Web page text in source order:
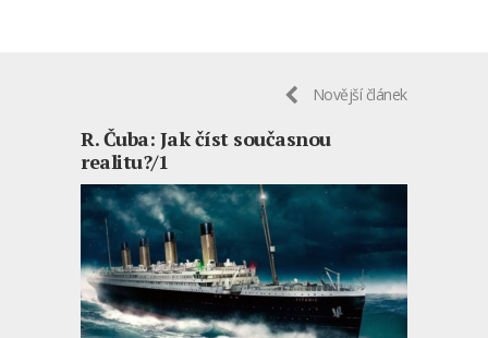
Novější článek
R. Čuba: Jak číst současnou
realitu?/1